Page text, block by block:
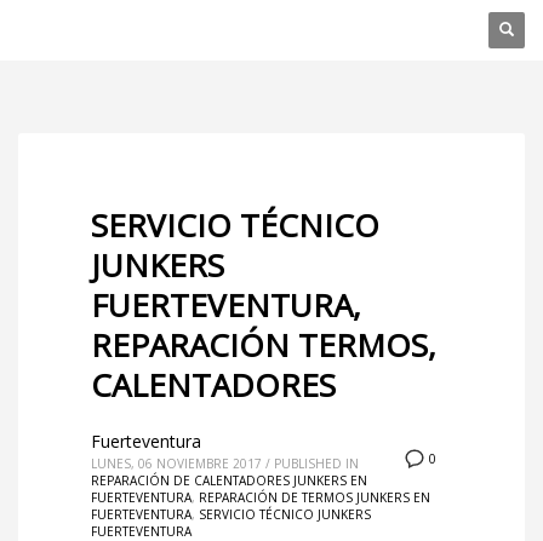
SERVICIO TÉCNICO
JUNKERS
FUERTEVENTURA,
REPARACIÓN TERMOS,
CALENTADORES
0
Fuerteventura
LUNES, 06 NOVIEMBRE 2017 / PUBLISHED IN
REPARACIÓN DE CALENTADORES JUNKERS EN
FUERTEVENTURA, REPARACIÓN DE TERMOS JUNKERS EN
FUERTEVENTURA, SERVICIO TÉCNICO JUNKERS
FUERTEVENTURA